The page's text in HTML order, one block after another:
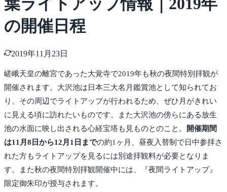
葉ライトアップ情報｜2019年
の開催日程
2019年11月23日
嵯峨天皇の離宮であった大覚寺で2019年も秋の夜間特別拝観が
開催されます。大沢池は日本三大名月鑑賞池として知られてお
り、その周辺でライトアップが行われるため、ぜひ月がきれい
に見える頃に訪れたいものです。また大沢池の傍らにある放生
池の水面に映し出される心経宝塔も見ものとのこと。
開催期間
は11月8日から12月1日までの約1ヶ月、昼夜入替制で日中参拝さ
れた方もライトアップを見るには別途拝観料が必要となりま
す。また秋の夜間特別拝観開催中には、『夜間ライトアップ』
限定御朱印が授与されます。